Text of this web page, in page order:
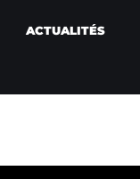
ACTUALITÉS